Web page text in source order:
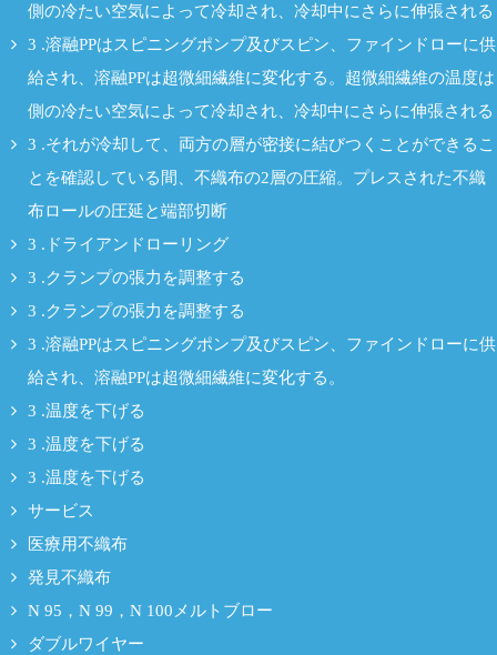
側の冷たい空気によって冷却され、冷却中にさらに伸張される
3 .溶融PPはスピニングポンプ及びスピン、ファインドローに供
給され、溶融PPは超微細繊維に変化する。超微細繊維の温度は
側の冷たい空気によって冷却され、冷却中にさらに伸張される
3 .それが冷却して、両方の層が密接に結びつくことができるこ
とを確認している間、不織布の2層の圧縮。プレスされた不織
布ロールの圧延と端部切断
3 .ドライアンドローリング
3 .クランプの張力を調整する
3 .クランプの張力を調整する
3 .溶融PPはスピニングポンプ及びスピン、ファインドローに供
給され、溶融PPは超微細繊維に変化する。
3 .温度を下げる
3 .温度を下げる
3 .温度を下げる
サービス
医療用不織布
発見不織布
N 95，N 99，N 100メルトブロー
ダブルワイヤー